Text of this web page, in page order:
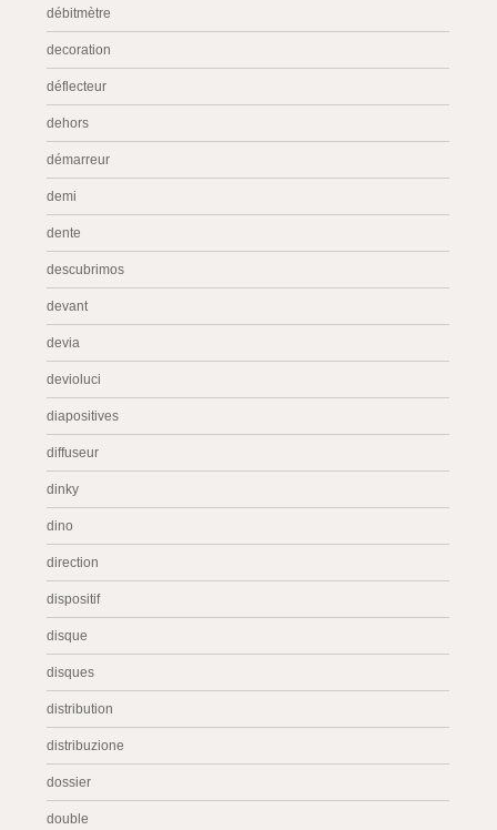
débitmètre
decoration
déflecteur
dehors
démarreur
demi
dente
descubrimos
devant
devia
devioluci
diapositives
diffuseur
dinky
dino
direction
dispositif
disque
disques
distribution
distribuzione
dossier
double